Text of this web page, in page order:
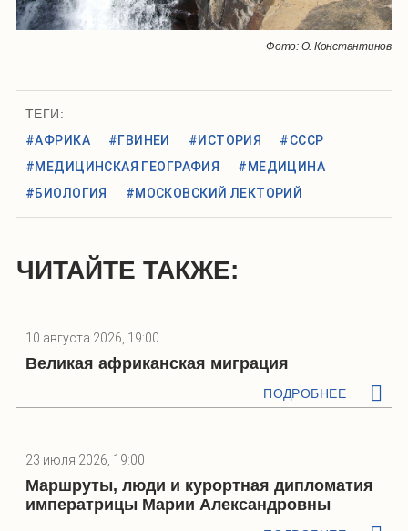
Фото: О. Константинов
ТЕГИ:
#АФРИКА
#ГВИНЕИ #ИСТОРИЯ
#СССР
#МЕДИЦИНСКАЯ ГЕОГРАФИЯ
#МЕДИЦИНА
#БИОЛОГИЯ
#МОСКОВСКИЙ ЛЕКТОРИЙ
ЧИТАЙТЕ ТАКЖЕ:
10 августа 2026, 19:00
Великая африканская миграция
ПОДРОБНЕЕ
23 июля 2026, 19:00
Маршруты, люди и курортная дипломатия
императрицы Марии Александровны